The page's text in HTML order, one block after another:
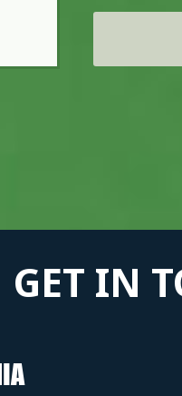
Σελίδες
GET IN